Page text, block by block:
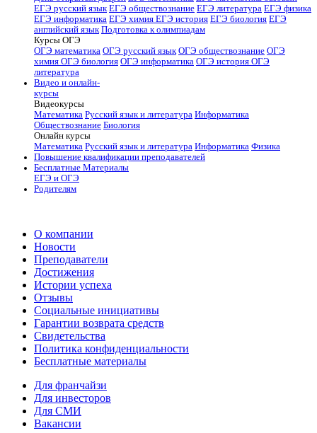
ЕГЭ русский язык ЕГЭ обществознание ЕГЭ литература ЕГЭ физика
ЕГЭ информатика ЕГЭ химия ЕГЭ история ЕГЭ биология ЕГЭ
английский язык Подготовка к олимпиадам
Курсы ОГЭ
ОГЭ математика ОГЭ русский язык ОГЭ обществознание ОГЭ
химия ОГЭ биология ОГЭ информатика ОГЭ история ОГЭ
литература
Видео и онлайн-
курсы
Видеокурсы
Математика Русский язык и литература Информатика
Обществознание Биология
Онлайн курсы
Математика Русский язык и литература Информатика Физика
Повышение квалификации преподавателей
Бесплатные Материалы
ЕГЭ и ОГЭ
Родителям
О компании
Новости
Преподаватели
Достижения
Истории успеха
Отзывы
Социальные инициативы
Гарантии возврата средств
Свидетельства
Политика конфиденциальности
Бесплатные материалы
Для франчайзи
Для инвесторов
Для СМИ
Вакансии